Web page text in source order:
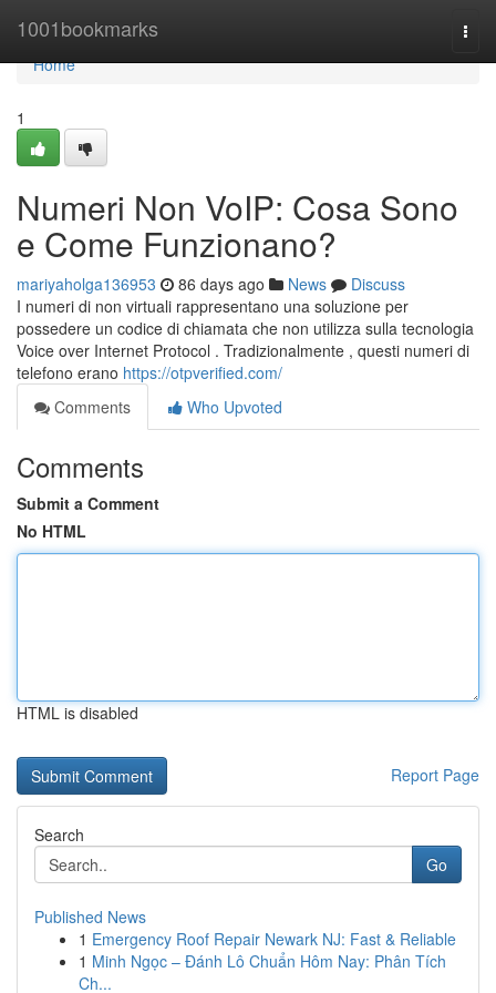
1001bookmarks
Home
Home
1
Numeri Non VoIP: Cosa Sono
e Come Funzionano?
mariyaholga136953 86 days ago News
Discuss
I numeri di non virtuali rappresentano una soluzione per
possedere un codice di chiamata che non utilizza sulla tecnologia
Voice over Internet Protocol . Tradizionalmente , questi numeri di
telefono erano https://otpverified.com/
Comments
Who Upvoted
Comments
Submit a Comment
No HTML
HTML is disabled
Report Page
Search
Go
Published News
1 Emergency Roof Repair Newark NJ: Fast & Reliable
1 Minh Ngọc – Đánh Lô Chuẩn Hôm Nay: Phân Tích
Ch...